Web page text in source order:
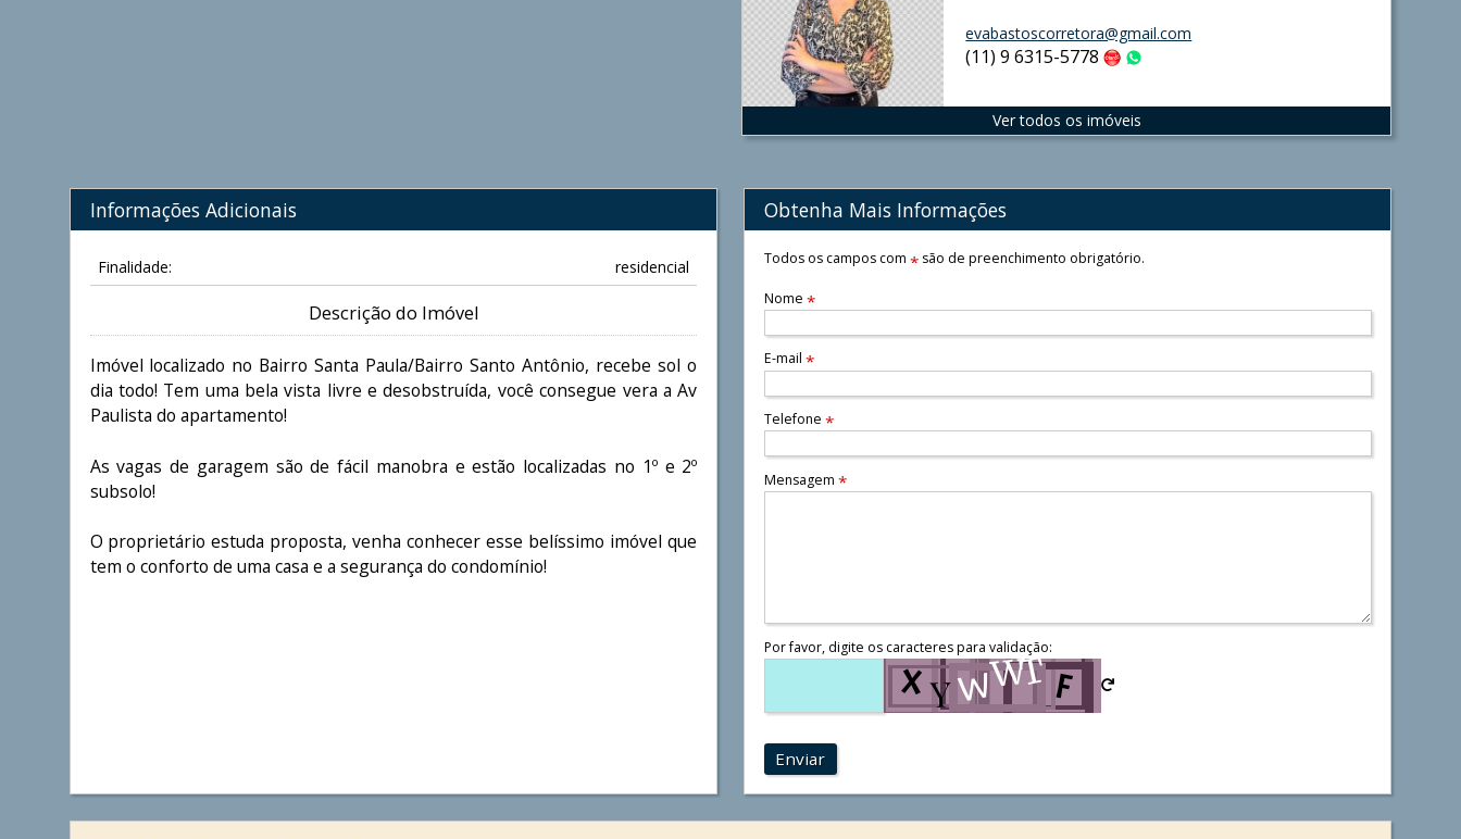
evabastoscorretora@gmail.com
(11) 9 6315-5778 Claro
Ver todos os imóveis
Informações Adicionais
Finalidade: residencial
Descrição do Imóvel
Imóvel localizado no Bairro Santa Paula/Bairro Santo Antônio, recebe sol o
dia todo! Tem uma bela vista livre e desobstruída, você consegue vera a Av
Paulista do apartamento!
As vagas de garagem são de fácil manobra e estão localizadas no 1º e 2º
subsolo!
O proprietário estuda proposta, venha conhecer esse belíssimo imóvel que
tem o conforto de uma casa e a segurança do condomínio!
Obtenha Mais Informações
Todos os campos com *são de preenchimento obrigatório.
Nome *
E-mail *
Telefone *
Mensagem *
Por favor, digite os caracteres para validação:
Enviar